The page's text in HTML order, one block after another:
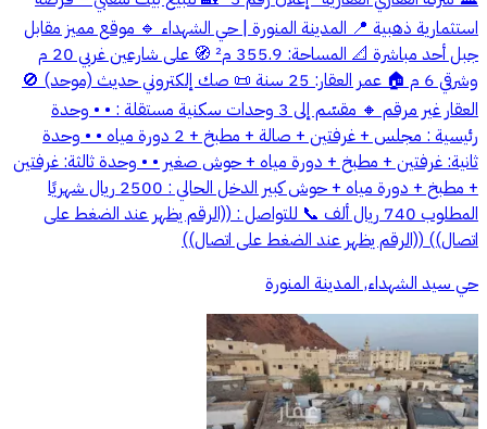
استثمارية ذهبية 📍 المدينة المنورة | حي الشهداء 🔹 موقع مميز مقابل
جبل أحد مباشرة 📐 المساحة: 355.9 م² 🧭 على شارعين غربي 20 م
وشرقي 6 م 🏠 عمر العقار: 25 سنة 📜 صك إلكتروني حديث (موحد) 🚫
العقار غير مرقم 🔸 مقسّم إلى 3 وحدات سكنية مستقلة : • ⁠• وحدة
رئيسية : مجلس + غرفتين + صالة + مطبخ + 2 دورة مياه • ⁠• وحدة
ثانية: غرفتين + مطبخ + دورة مياه + حوش صغير • ⁠• وحدة ثالثة: غرفتين
+ مطبخ + دورة مياه + حوش كبير الدخل الحالي : 2500 ريال شهريًا
المطلوب 740 ريال ألف 📞 للتواصل : ((الرقم يظهر عند الضغط على
اتصال)) ((الرقم يظهر عند الضغط على اتصال))
حي سيد الشهداء, المدينة المنورة